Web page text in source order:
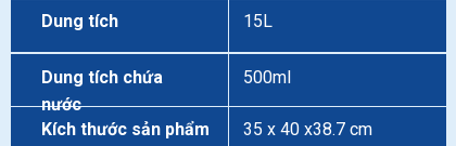
Dung tích
Dung tích chứa
nước
Kích thước sản phẩm
15L
500ml
35 x 40 x38.7 cm